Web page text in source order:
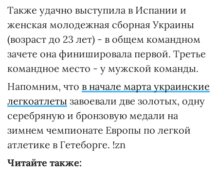
Также удачно выступила в Испании и
женская молодежная сборная Украины
(возраст до 23 лет) - в общем командном
зачете она финишировала первой. Третье
командное место - у мужской команды.
Напомним, что в начале марта украинские
легкоатлеты завоевали две золотых, одну
серебряную и бронзовую медали на
зимнем чемпионате Европы по легкой
атлетике в Гетеборге. !zn
Читайте также: